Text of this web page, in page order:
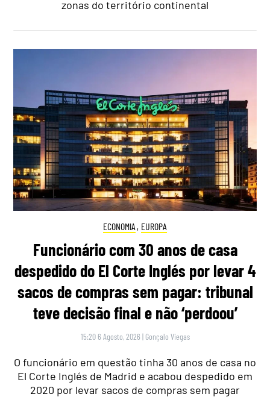
zonas do território continental
ECONOMIA , EUROPA
Funcionário com 30 anos de casa
despedido do El Corte Inglés por levar 4
sacos de compras sem pagar: tribunal
teve decisão final e não ‘perdoou’
15:20 6 Agosto, 2026 | Gonçalo Viegas
O funcionário em questão tinha 30 anos de casa no
El Corte Inglés de Madrid e acabou despedido em
2020 por levar sacos de compras sem pagar